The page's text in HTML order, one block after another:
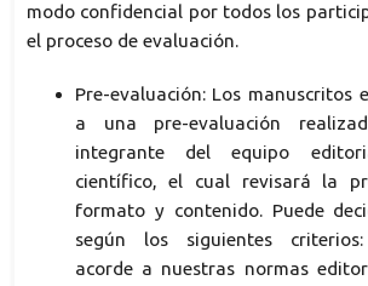
modo confidencial por todos los
el proceso de evaluación.
Pre-evaluación: Los manuscritos
a una pre-evaluación
integrante del equipo
científico, el cual revisará la
formato y contenido. Puede
según los siguientes criterios:
acorde a nuestras normas